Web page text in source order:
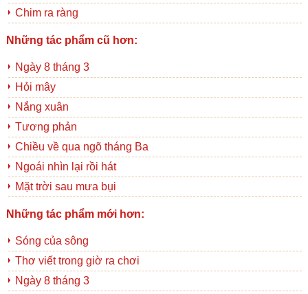
Chim ra ràng
Những tác phẩm cũ hơn:
Ngày 8 tháng 3
Hỏi mây
Nắng xuân
Tương phản
Chiều về qua ngõ tháng Ba
Ngoái nhìn lại rồi hát
Mặt trời sau mưa bụi
Những tác phẩm mới hơn:
Sóng của sông
Thơ viết trong giờ ra chơi
Ngày 8 tháng 3